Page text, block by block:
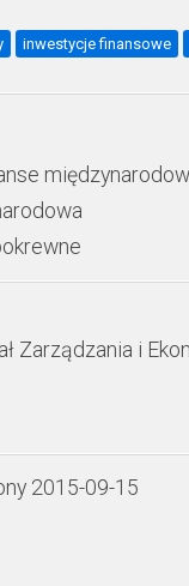
inwestycje finansowe
Zarządzania i
2015-09-15